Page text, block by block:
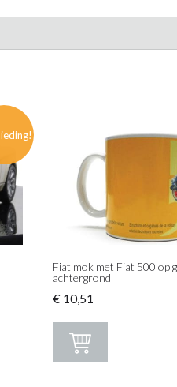
Fiat mok met Fiat 500 op
achtergrond
€10,51